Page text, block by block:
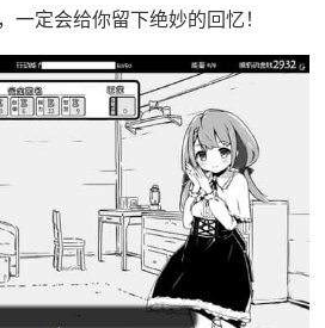
一定会给你留下绝妙的回忆！